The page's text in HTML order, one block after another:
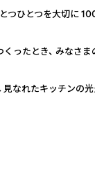
ひとつを大切に
たとき、 みなさま
なれたキッチンの